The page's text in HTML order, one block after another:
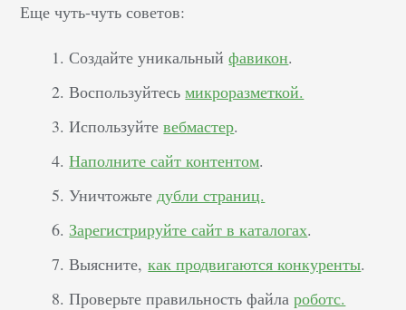
Еще чуть-чуть советов:
Создайте уникальныйфавикон.
Воспользуйтесьмикроразметкой.
Используйтевебмастер.
Наполните сайт контентом.
Уничтожьтедубли страниц.
Зарегистрируйте сайт в каталогах.
Выясните,как продвигаются конкуренты.
Проверьте правильность файлароботс.